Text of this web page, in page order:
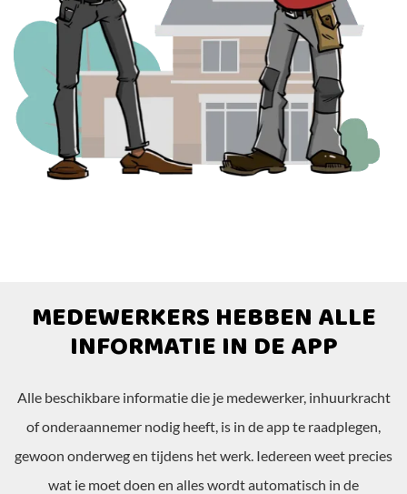
MEDEWERKERS HEBBEN ALLE
INFORMATIE IN DE APP
Alle beschikbare informatie die je medewerker, inhuurkracht
of onderaannemer nodig heeft, is in de app te raadplegen,
gewoon onderweg en tijdens het werk. Iedereen weet precies
wat ie moet doen en alles wordt automatisch in de